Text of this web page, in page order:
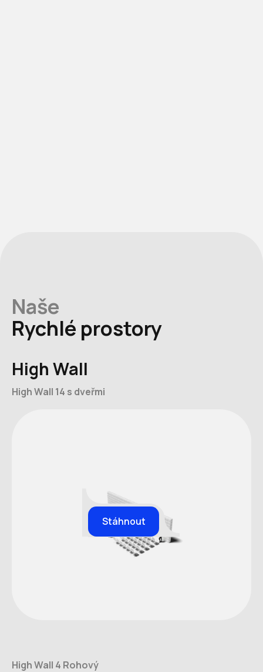
Naše
Rychlé prostory
High Wall
High Wall 14 s dveřmi
Stáhnout
High Wall 4 Rohový